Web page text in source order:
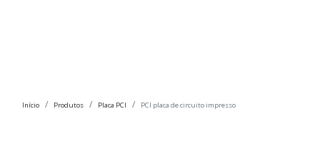
Início Produtos Placa PCI PCI placa de circuito impresso